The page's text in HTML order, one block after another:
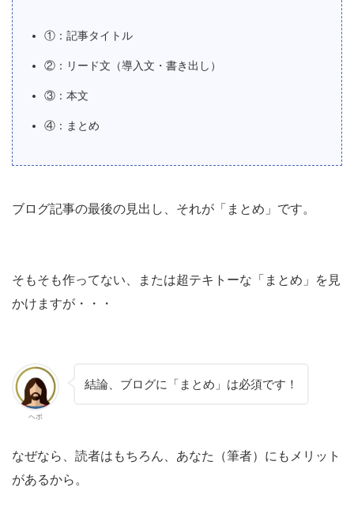
①：記事タイトル
②：リード文（導入文・書き出し）
③：本文
④：まとめ
ブログ記事の最後の見出し、それが「まとめ」です。
そもそも作ってない、または超テキトーな「まとめ」を見
かけますが・・・
ヘボ
結論、ブログに「まとめ」は必須です！
なぜなら、読者はもちろん、あなた（筆者）にもメリット
があるから。